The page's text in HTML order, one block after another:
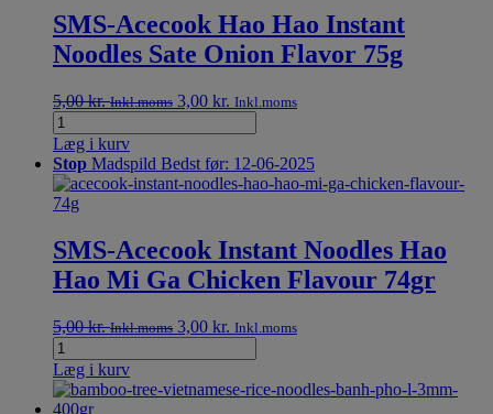
SMS-Acecook Hao Hao Instant
Noodles Sate Onion Flavor 75g
5,00kr. Inkl.moms 3,00 kr. Inkl.moms
Læg i kurv
Stop Madspild Bedst før: 12-06-2025
SMS-Acecook Instant Noodles Hao
Hao Mi Ga Chicken Flavour 74gr
5,00kr. Inkl.moms 3,00 kr. Inkl.moms
Læg i kurv